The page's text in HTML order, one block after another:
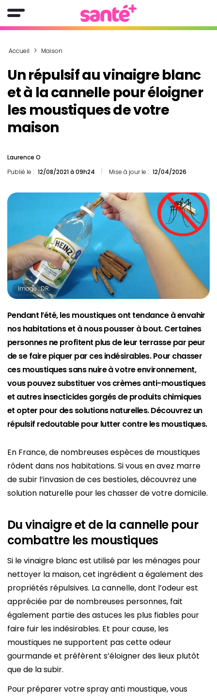
Accueil Maison
Un répulsif au vinaigre blanc
et à la cannelle pour éloigner
les moustiques de votre
maison
Laurence O
Publié le : 12/08/2021 à 09h24 Mise à jour le : 12/04/2026
Image : DR.
Pendant l’été, les moustiques ont tendance à envahir
nos habitations et à nous pousser à bout. Certaines
personnes ne profitent plus de leur terrasse par peur
de se faire piquer par ces indésirables. Pour chasser
ces moustiques sans nuire à votre environnement,
vous pouvez substituer vos crèmes anti-moustiques
et autres insecticides gorgés de produits chimiques
et opter pour des solutions naturelles. Découvrez un
répulsif redoutable pour lutter contre les moustiques.
En France, de nombreuses espèces de moustiques
rôdent dans nos habitations. Si vous en avez marre
de subir l’invasion de ces bestioles, découvrez une
solution naturelle pour les chasser de votre domicile.
Du vinaigre et de la cannelle pour
combattre les moustiques
Si le vinaigre blanc est utilisé par les ménages pour
nettoyer la maison, cet ingrédient a également des
propriétés répulsives. La cannelle, dont l’odeur est
appréciée par de nombreuses personnes, fait
également partie des astuces les plus fiables pour
faire fuir les indésirables. Et pour cause, les
moustiques ne supportent pas cette odeur
gourmande et préfèrent s’éloigner des lieux plutôt
que de la subir.
Pour préparer votre spray anti moustique, vous